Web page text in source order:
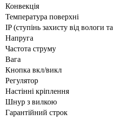
Конвекція
Температура поверхні
IP (ступінь захисту від вологи
Напруга
Частота струму
Вага
Кнопка вкл/викл
Регулятор
Настінні кріплення
Шнур з вилкою
Гарантійний строк